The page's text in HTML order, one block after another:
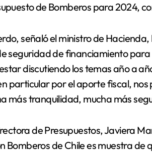
de Bomberos para 2024,
señaló el ministro de
seguridad de financiamiento
discutiendo los temas año a
particular por el aporte fiscal, nos
más tranquilidad, mucha más
de Presupuestos, Javiera
Bomberos de Chile es muestra de